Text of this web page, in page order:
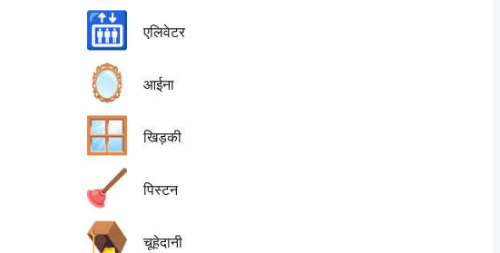
🛗 एलिवेटर
🪞 आईना
🪟 खिड़की
🪠 पिस्टन
🪤 चूहेदानी